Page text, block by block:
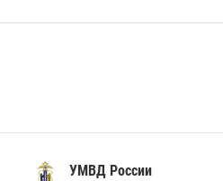
УМВД России